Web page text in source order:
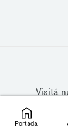
Visitá
Portada